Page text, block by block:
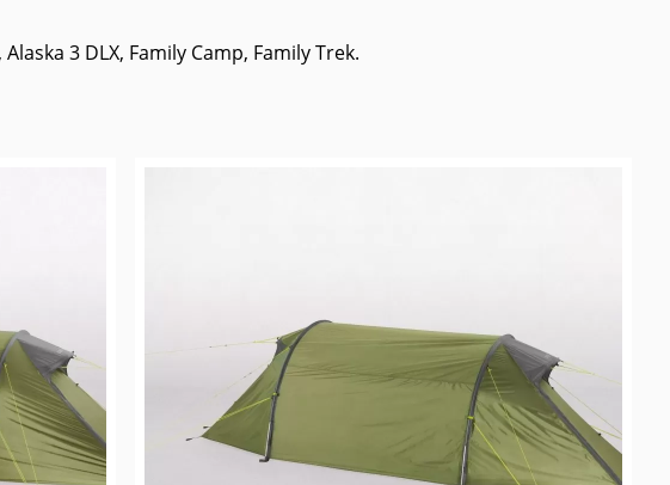
3 DLX, Family Camp, Family Trek.